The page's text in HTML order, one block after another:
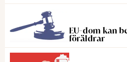
EU-dom kan
föräldrar